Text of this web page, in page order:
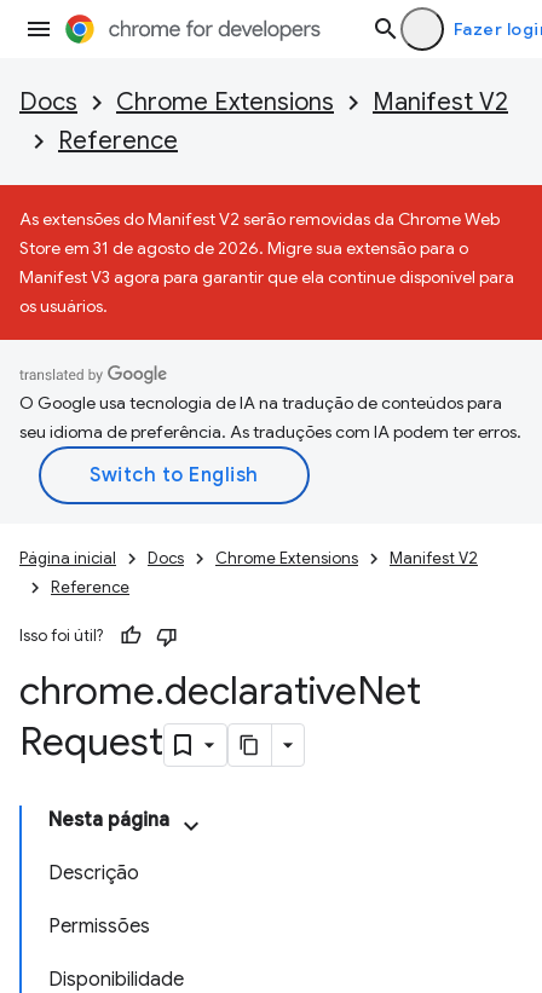
Fazer
Docs Chrome Extensions
Manifest V2
Reference
As extensões do Manifest V2 serão removidas da Chrome Web
Store em 31 de agosto de 2026. Migre sua extensão para o
Manifest V3 agora para garantir que ela continue disponível para
os usuários.
O Google usa tecnologia de IA na tradução de conteúdos para
seu idioma de preferência. As traduções com IA podem ter erros.
Página inicial Docs Chrome Extensions
Manifest V2
Reference
Isso foi útil?
chrome.declarativeNet
Request
Nesta página
Descrição
Permissões
Disponibilidade